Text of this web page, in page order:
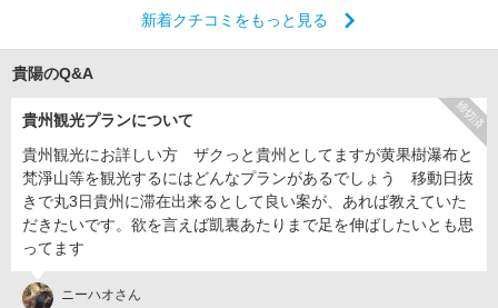
新着クチコミをもっと見る
貴陽のQ&A
締切済
貴州観光プランについて
貴州観光にお詳しい方 ザクっと貴州としてますが黄果樹瀑布と
梵淨山等を観光するにはどんなプランがあるでしょう 移動日抜
きで丸3日貴州に滞在出来るとして良い案が、あれば教えていた
だきたいです。欲を言えば凱裏あたりまで足を伸ばしたいとも思
ってます
ニーハオさん